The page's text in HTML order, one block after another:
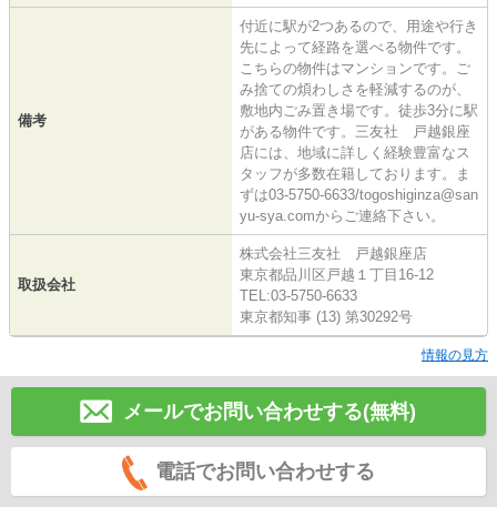
備考
付近に駅が2つあるので、用途や行き
先によって経路を選べる物件です。
こちらの物件はマンションです。ご
み捨ての煩わしさを軽減するのが、
敷地内ごみ置き場です。徒歩3分に駅
がある物件です。三友社 戸越銀座
店には、地域に詳しく経験豊富なス
タッフが多数在籍しております。ま
ずは03-5750-6633/togoshiginza@san
yu-sya.comからご連絡下さい。
取扱会社
株式会社三友社 戸越銀座店
東京都品川区戸越１丁目16-12
TEL:03-5750-6633
東京都知事 (13) 第30292号
情報の見方
メールでお問い合わせする(無料)
電話でお問い合わせする